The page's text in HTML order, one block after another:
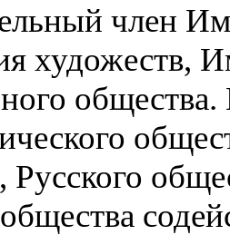
член
художеств,
Русского